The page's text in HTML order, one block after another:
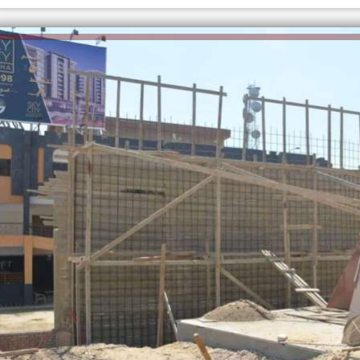
الكاتبة إلهام شرشر تهنئ الرئيس
السيسي بعيد ميلاده وتُشيد بجهوده
في بناء الدولة
رسالتى لآخر الزمان «محطة الضبعة